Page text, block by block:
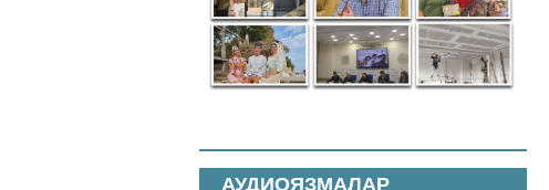
АУДИОЯЗМАЛАР